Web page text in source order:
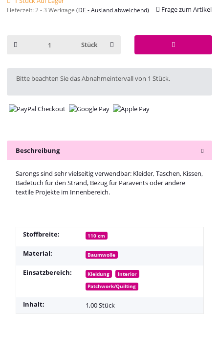
Lieferzeit:2 - 3 Werktage (DE - Ausland abweichend) Frage zum Artikel
Stück
x
Bitte beachten Sie das Abnahmeintervall von 1 Stück.
Beschreibung
Sarongs sind sehr vielseitig verwendbar: Kleider, Taschen, Kissen,
Badetuch für den Strand, Bezug für Paravents oder andere
textile Projekte im Innenbereich.
Stoffbreite: 110 cm
Material: Baumwolle
Einsatzbereich: Kleidung
Interior
Patchwork/Quilting
Inhalt: 1,00 Stück